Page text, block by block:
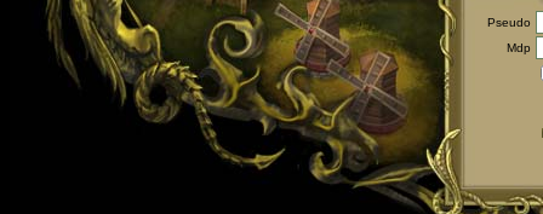
Pseudo
Mdp